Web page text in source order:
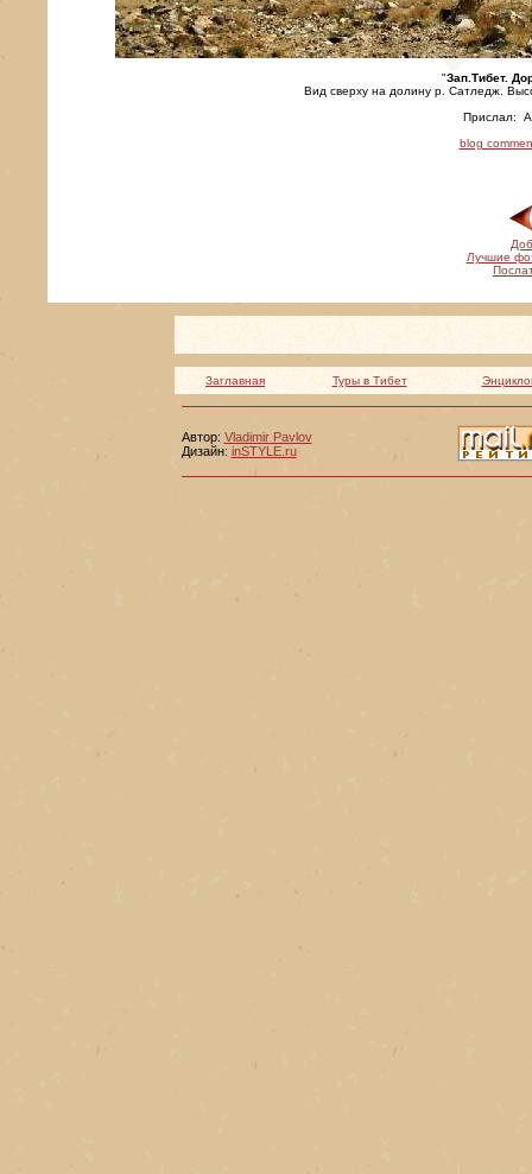
"Зап.Тибет.
Вид сверху на долину р. Сатледж.
Прислал:
blog
Лучшие
Заглавная Туры в Тибет
Автор: Vladimir Pavlov
Дизайн: inSTYLE.ru